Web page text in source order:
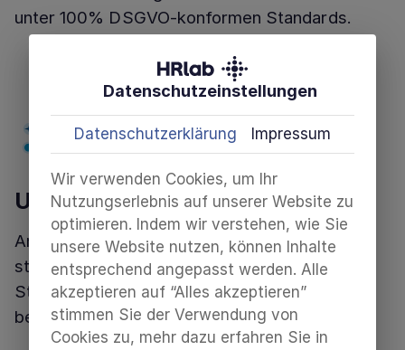
unter 100% DSGVO-konformen Standards.
Umfassende Auswertungen
Analysen und Reportings ermöglichen eine
strategische Personalarbeit. Das beinhaltet
Standardreports und individuell und
bedarfsgerecht gestaltbare Auswertungen.
Datenschutzeinstellungen
Datenschutzerklärung Impressum
Wir verwenden Cookies, um Ihr
Nutzungserlebnis auf unserer Website zu
optimieren. Indem wir verstehen, wie Sie
unsere Website nutzen, können Inhalte
entsprechend angepasst werden. Alle
akzeptieren auf “Alles akzeptieren”
stimmen Sie der Verwendung von
Cookies zu, mehr dazu erfahren Sie in